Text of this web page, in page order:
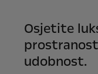
Osjetite
udobnost.